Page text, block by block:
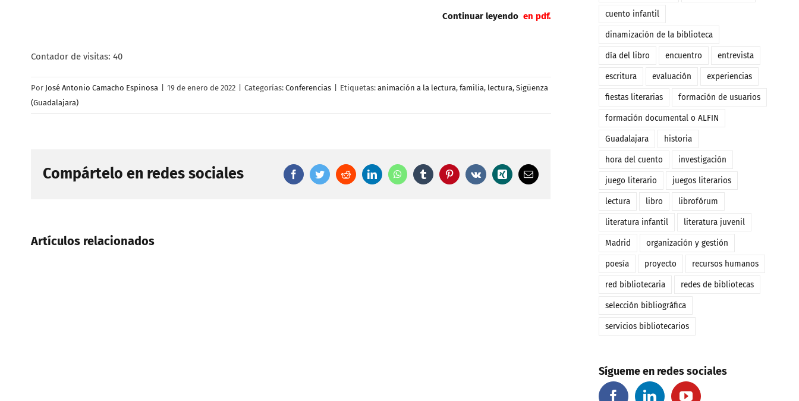
Continuar leyendoen pdf.
Contador de visitas: 40
Por José Antonio Camacho Espinosa 19 de enero de 2022 Categorías: Conferencias Etiquetas: animación a la lectura, familia, lectura, Sigüenza
(Guadalajara)
Compártelo en redes sociales FacebookTwitterRedditLinkedInWhatsAppTumblr Pinterest
Vk Xing
Correo
electrónico
Artículos relacionados
cuento infantil
dinamización de la biblioteca
día del libro encuentro entrevista
escritura evaluación experiencias
fiestas literarias formación de usuarios
formación documental o ALFIN
Guadalajara historia
hora del cuento investigación
juego literario juegos literarios
lectura libro librofórum
literatura infantil literatura juvenil
Madrid organización y gestión
poesía proyecto recursos humanos
red bibliotecaria redes de bibliotecas
selección bibliográfica
servicios bibliotecarios
Sígueme en redes sociales